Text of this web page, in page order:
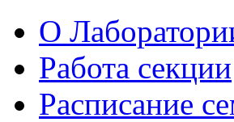
О
Работа секции
Расписание